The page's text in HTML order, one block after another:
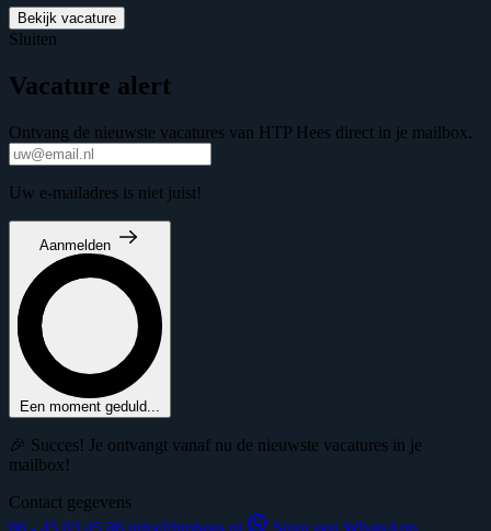
Bekijk vacature
Sluiten
Vacature alert
Ontvang de nieuwste vacatures van HTP Hees direct in je mailbox.
Uw e-mailadres is niet juist!
Aanmelden
Een moment geduld...
🎉 Succes! Je ontvangt vanaf nu de nieuwste vacatures in je
mailbox!
Contact gegevens